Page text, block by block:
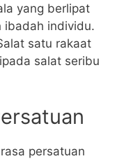
yang berlipat
ibadah individu.
satu rakaat
salat seribu
persatuan